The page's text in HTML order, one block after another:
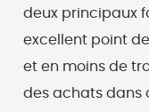
deux principaux
excellent point
et en moins de
des achats dans